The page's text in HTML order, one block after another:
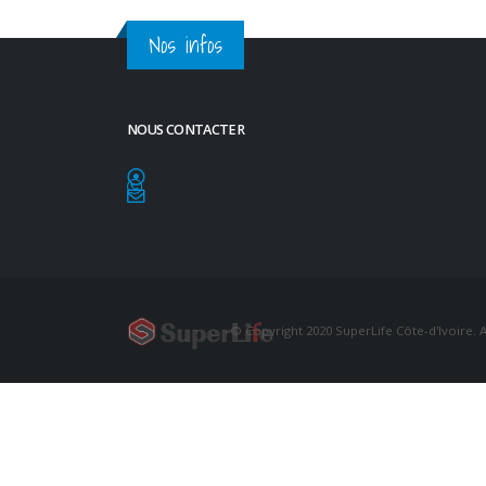
Nos infos
NOUS CONTACTER
© Copyright 2020 SuperLife Côte-d'Ivoire.